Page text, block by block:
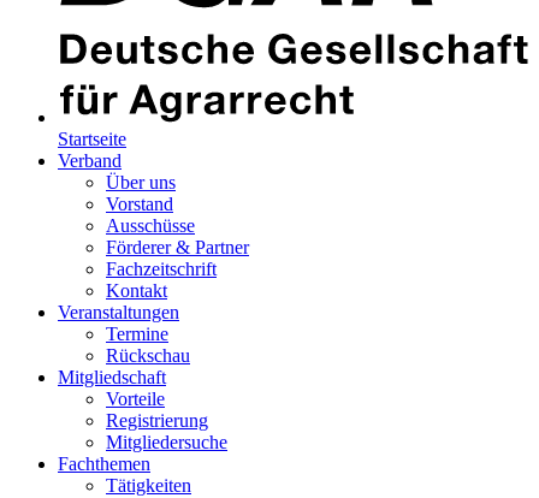
Startseite
Verband
Über uns
Vorstand
Ausschüsse
Förderer & Partner
Fachzeitschrift
Kontakt
Veranstaltungen
Termine
Rückschau
Mitgliedschaft
Vorteile
Registrierung
Mitgliedersuche
Fachthemen
Tätigkeiten